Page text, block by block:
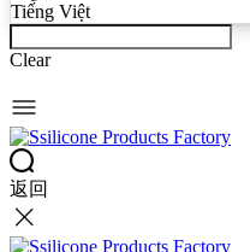
Tiếng Việt
Clear
返回